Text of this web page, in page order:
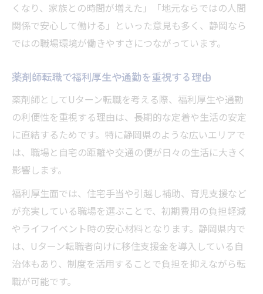
くなり、家族との時間が増えた」「地元ならではの人間
関係で安心して働ける」といった意見も多く、静岡なら
ではの職場環境が働きやすさにつながっています。
薬剤師転職で福利厚生や通勤を重視する理由
薬剤師としてUターン転職を考える際、福利厚生や通勤
の利便性を重視する理由は、長期的な定着や生活の安定
に直結するためです。特に静岡県のような広いエリアで
は、職場と自宅の距離や交通の便が日々の生活に大きく
影響します。
福利厚生面では、住宅手当や引越し補助、育児支援など
が充実している職場を選ぶことで、初期費用の負担軽減
やライフイベント時の安心材料となります。静岡県内で
は、Uターン転職者向けに移住支援金を導入している自
治体もあり、制度を活用することで負担を抑えながら転
職が可能です。